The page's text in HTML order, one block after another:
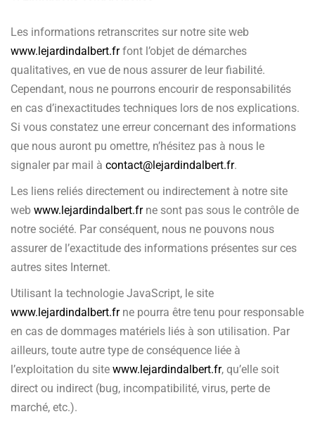
Les informations retranscrites sur notre site web
www.lejardindalbert.frfont l’objet de démarches
qualitatives, en vue de nous assurer de leur fiabilité.
Cependant, nous ne pourrons encourir de responsabilités
en cas d’inexactitudes techniques lors de nos explications.
Si vous constatez une erreur concernant des informations
que nous auront pu omettre, n’hésitez pas à nous le
signaler par mail à contact@lejardindalbert.fr.
Les liens reliés directement ou indirectement à notre site
web www.lejardindalbert.frne sont pas sous le contrôle de
notre société. Par conséquent, nous ne pouvons nous
assurer de l’exactitude des informations présentes sur ces
autres sites Internet.
Utilisant la technologie JavaScript, le site
www.lejardindalbert.frne pourra être tenu pour responsable
en cas de dommages matériels liés à son utilisation. Par
ailleurs, toute autre type de conséquence liée à
l’exploitation du site www.lejardindalbert.fr, qu’elle soit
direct ou indirect (bug, incompatibilité, virus, perte de
marché, etc.).